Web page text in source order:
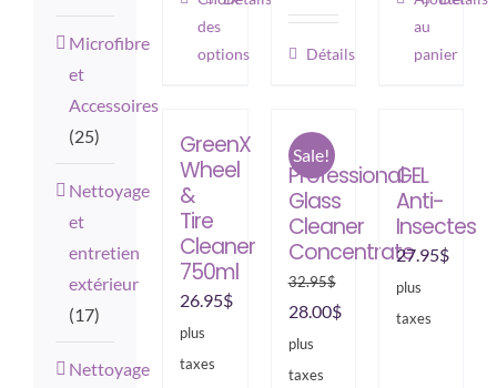
des
options
produit
a
Les
options
peuvent
être
choisies
sur
la
page
Détails
au
panier
GreenX
Wheel
&
Tire
Cleaner
750ml
26.95$
plus
taxes
Sale!
Professional
Glass
Cleaner
Concentrate
32.95$
Le
prix
initial
28.00$Le
plus
taxes
GEL
Anti-
Insectes
27.95$
plus
taxes
Microfibre
et
Accessoires
(25)
Nettoyage
et
entretien
extérieur
(17)
Nettoyage